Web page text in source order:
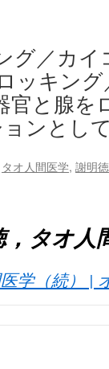
グ／カ
ッキン
官と腺を
ンとし
タオ人間医学, 謝明徳
タオ人
学（続） |